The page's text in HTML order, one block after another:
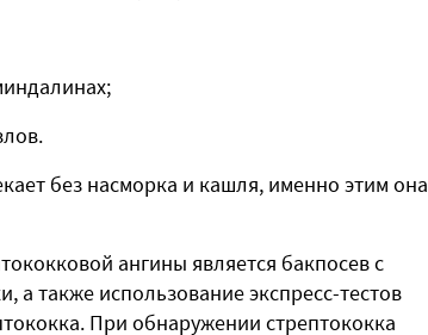
без насморка и кашля, именно этим она
ангины является бакпосев с
а также использование экспресс-тестов
При обнаружении стрептококка